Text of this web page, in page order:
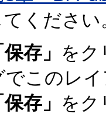
てください
保存」 をク
でこのレ
保存」 をク